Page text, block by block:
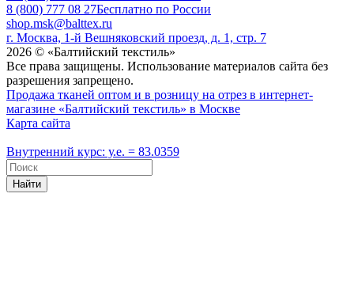
8 (800) 777 08 27Бесплатно по России
shop.msk@balttex.ru
г. Москва, 1-й Вешняковский проезд, д. 1, стр. 7
2026 © «Балтийский текстиль»
Все права защищены. Использование материалов сайта без
разрешения запрещено.
Продажа тканей оптом и в розницу на отрез в интернет-
магазине «Балтийский текстиль» в Москве
Карта сайта
Внутренний курс: у.е. = 83.0359
Найти